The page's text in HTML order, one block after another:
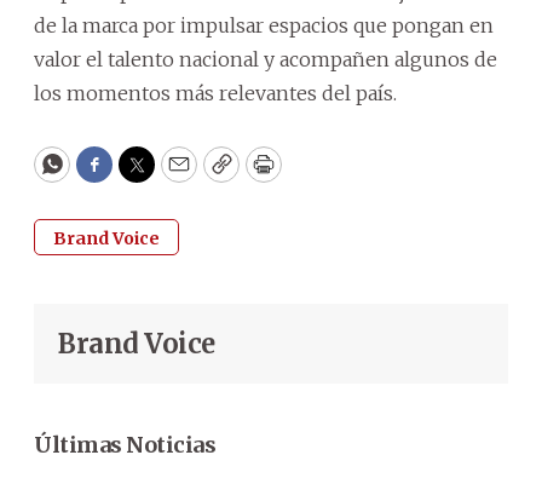
de la marca por impulsar espacios que pongan en
valor el talento nacional y acompañen algunos de
los momentos más relevantes del país.
WhatsApp
Facebook
Twitter
EmailCopyPrint
Brand Voice
Brand Voice
Últimas Noticias